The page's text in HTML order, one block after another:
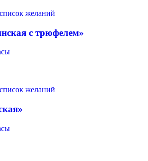
желаний
с трюфелем»
желаний